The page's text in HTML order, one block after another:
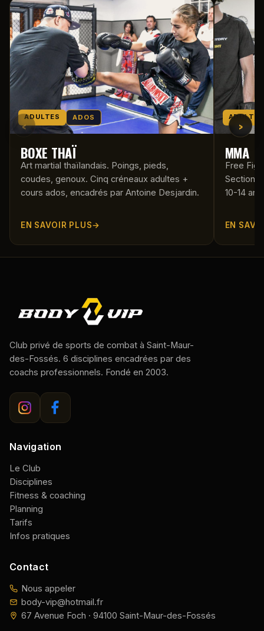
‹
ADULTES ADOS
BOXE THAÏ
Art martial thaïlandais. Poings, pieds,
coudes, genoux. Cinq créneaux adultes +
cours ados, encadrés par Antoine Desjardin.
EN SAVOIR PLUS
ADULTES
MMA
Free
Section
10-14
EN
›
Club privé de sports de combat à Saint-Maur-
des-Fossés. 6 disciplines encadrées par des
coachs professionnels. Fondé en 2003.
Navigation
Le Club
Disciplines
Fitness & coaching
Planning
Tarifs
Infos pratiques
Contact
Nous appeler
body-vip@hotmail.fr
67 Avenue Foch · 94100 Saint-Maur-des-Fossés